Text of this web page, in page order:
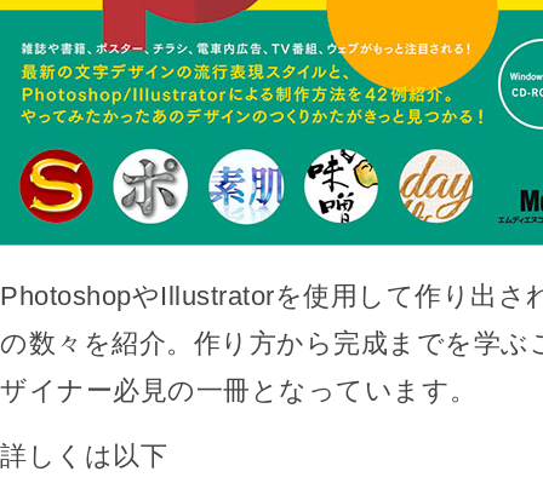
PhotoshopやIllustratorを使用して作り出さ
の数々を紹介。作り方から完成までを学ぶ
ザイナー必見の一冊となっています。
詳しくは以下